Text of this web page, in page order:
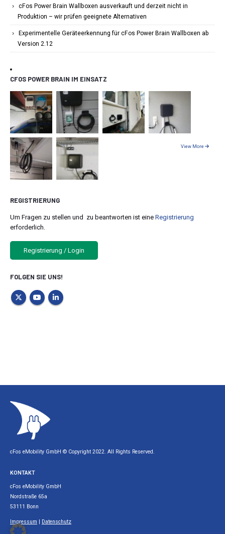
cFos Power Brain Wallboxen ausverkauft und derzeit nicht in
Produktion – wir prüfen geeignete Alternativen
Experimentelle Geräteerkennung für cFos Power Brain Wallboxen ab
Version 2.12
CFOS POWER BRAIN IM EINSATZ
View More
REGISTRIERUNG
Um Fragen zu stellen und zu beantworten ist eine Registrierung
erforderlich.
Registrierung / Login
FOLGEN SIE UNS!
cFos eMobility GmbH © Copyright 2022. All Rights Reserved.
KONTAKT
cFos eMobility GmbH
Nordstraße 65a
53111 Bonn
Impressum Datenschutz